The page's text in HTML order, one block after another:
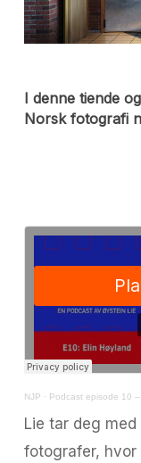
I denne tiende
Norsk fotografi
NJP · Podcast episode 10
Lie tar deg
fotografer,